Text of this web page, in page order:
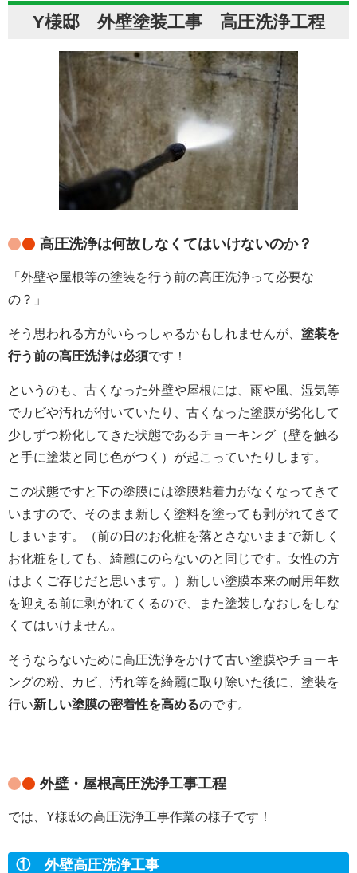
Y様邸 外壁塗装工事 高圧洗浄工程
高圧洗浄は何故しなくてはいけないのか？
「外壁や屋根等の塗装を行う前の高圧洗浄って必要な
の？」
そう思われる方がいらっしゃるかもしれませんが、 塗装を
行う前の高圧洗浄は必須です！
というのも、古くなった外壁や屋根には、雨や風、湿気等
でカビや汚れが付いていたり、古くなった塗膜が劣化して
少しずつ粉化してきた状態であるチョーキング（壁を触る
と手に塗装と同じ色がつく）が起こっていたりします。
この状態ですと下の塗膜には塗膜粘着力がなくなってきて
いますので、そのまま新しく塗料を塗っても剥がれてきて
しまいます。（前の日のお化粧を落とさないままで新しく
お化粧をしても、綺麗にのらないのと同じです。女性の方
はよくご存じだと思います。）新しい塗膜本来の耐用年数
を迎える前に剥がれてくるので、また塗装しなおしをしな
くてはいけません。
そうならないために高圧洗浄をかけて古い塗膜やチョーキ
ングの粉、カビ、汚れ等を綺麗に取り除いた後に、塗装を
行い新しい塗膜の密着性を高めるのです。
外壁・屋根高圧洗浄工事工程
では、Y様邸の高圧洗浄工事作業の様子です！
① 外壁高圧洗浄工事